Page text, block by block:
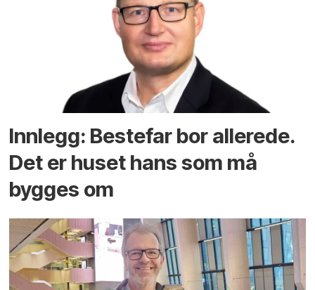
Innlegg: Bestefar bor allerede.
Det er huset hans som må
bygges om